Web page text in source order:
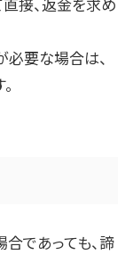
要な場合は、
であっても、諦